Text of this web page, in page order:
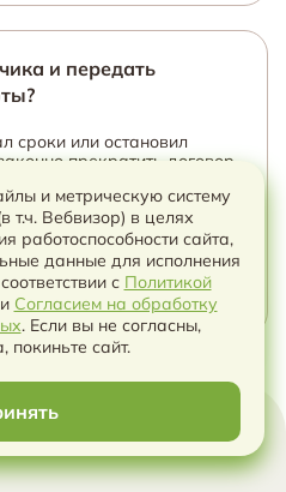
и передать
сроки или остановил
прекратить договор,
исполнителя.
и метрическую систему
т.ч. Вебвизор) в целях
работоспособности сайта,
данные для исполнения
с Политикой
Согласием на обработку
. Если вы не согласны,
покиньте сайт.
Чат с ИИ